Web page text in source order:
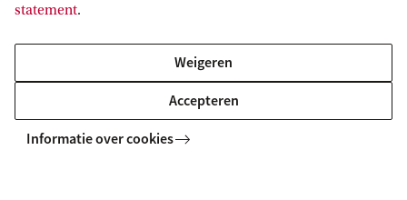
Journalisten
Alumni
Schooldecanen en vakdocenten
Externen
Vacatures
Huisstijl
UvA op social media
Volg UvA op sociale media
statement.
Weigeren
Accepteren
Informatie over cookies